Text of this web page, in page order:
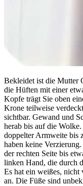
Bekleidet ist die Mutter
die Hüften mit einer
Kopfe trägt Sie oben
Krone teilweise
sichtbar. Gewand und
herab bis auf die
doppelter Armweite bis
haben keine
der rechten Seite bis
linken Hand, die durch
Es hat ein weißes, nicht
an. Die Füße sind